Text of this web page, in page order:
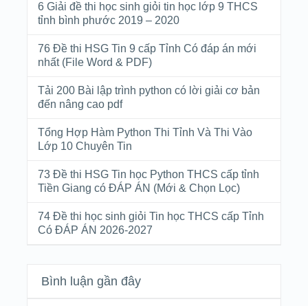
6 Giải đề thi học sinh giỏi tin học lớp 9 THCS
tỉnh bình phước 2019 – 2020
76 Đề thi HSG Tin 9 cấp Tỉnh Có đáp án mới
nhất (File Word & PDF)
Tải 200 Bài lập trình python có lời giải cơ bản
đến nâng cao pdf
Tổng Hợp Hàm Python Thi Tỉnh Và Thi Vào
Lớp 10 Chuyên Tin
73 Đề thi HSG Tin học Python THCS cấp tỉnh
Tiền Giang có ĐÁP ÁN (Mới & Chọn Lọc)
74 Đề thi học sinh giỏi Tin học THCS cấp Tỉnh
Có ĐÁP ÁN 2026-2027
Bình luận gần đây